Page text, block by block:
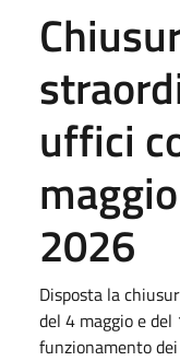
uffici
2026
Disposta la
del 4 maggio e
funzionamento